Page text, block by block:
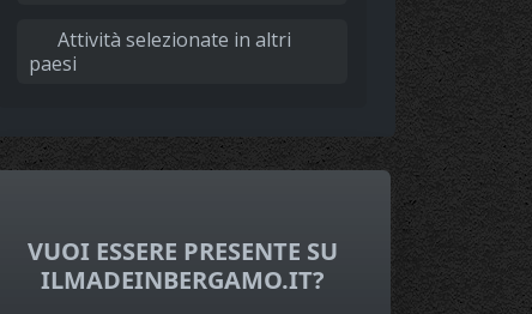
Attività selezionate in altri
paesi
VUOI ESSERE PRESENTE SU
ILMADEINBERGAMO.IT?